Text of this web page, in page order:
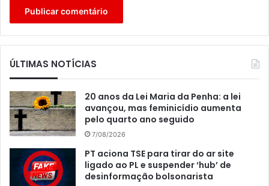
ÚLTIMAS NOTÍCIAS
20 anos da Lei Maria da Penha: a lei
avançou, mas feminicídio aumenta
pelo quarto ano seguido
7/08/2026
PT aciona TSE para tirar do ar site
ligado ao PL e suspender ‘hub’ de
desinformação bolsonarista